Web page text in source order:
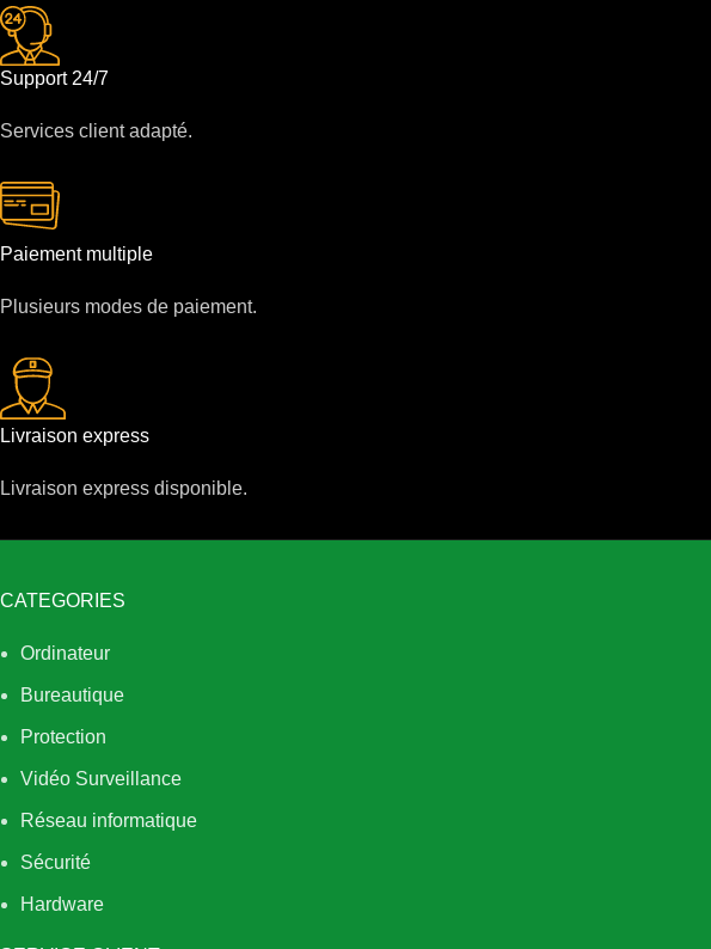
Support 24/7
Services client adapté.
Paiement multiple
Plusieurs modes de paiement.
Livraison express
Livraison express disponible.
CATEGORIES
Ordinateur
Bureautique
Protection
Vidéo Surveillance
Réseau informatique
Sécurité
Hardware